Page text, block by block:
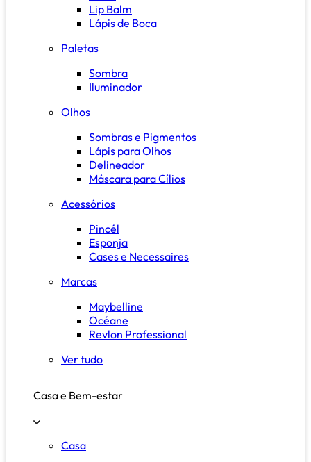
Lip Balm
Lápis de Boca
Paletas
Sombra
Iluminador
Olhos
Sombras e Pigmentos
Lápis para Olhos
Delineador
Máscara para Cílios
Acessórios
Pincél
Esponja
Cases e Necessaires
Marcas
Maybelline
Océane
Revlon Professional
Ver tudo
Casa e Bem-estar
Casa